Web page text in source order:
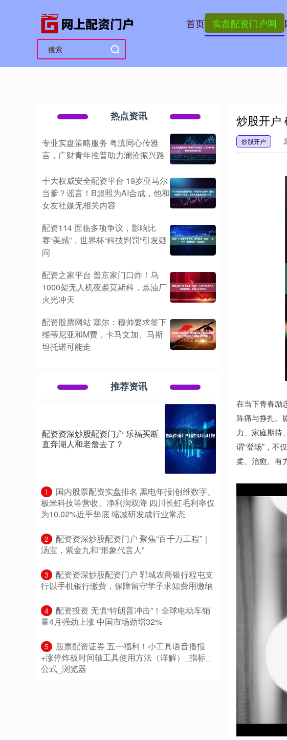
首页 实盘配资门户网
炒股开户
炒股开户
在当下青春励
阵痛与挣扎。
力、家庭期待
谓“登场”，不
柔、治愈、有
热点资讯
专业实盘策略服务 粤滇同心传雅
言，广财青年推普助力澜沧振兴路
十大权威安全配资平台 19岁亚马尔
当爹？谣言！B超照为AI合成，他和
女友社媒无相关内容
配资114 面临多项争议，影响比
赛“美感”，世界杯“科技判罚”引发疑
问
配资之家平台 普京家门口炸！乌
1000架无人机夜袭莫斯科，炼油厂
火光冲天
配资股票网站 塞尔：穆帅要求签下
维蒂尼亚和M费，卡马文加、马斯
坦托诺可能走
推荐资讯
配资资深炒股配资门户 乐福买断
直奔湖人和老詹去了？
1
​国内股票配资实盘排名 黑电年报|创维数字、
极米科技等营收、净利润双降 四川长虹毛利率仅
为10.02%近乎垫底 缩减研发成行业常态
2
​配资资深炒股配资门户 聚焦“百千万工程”｜
汤宝，紫金九和“形象代言人”
3
​配资资深炒股配资门户 郓城农商银行程屯支
行以手机银行缴费，保障留守学子求知费用缴纳
4
​配资投资 无惧“特朗普冲击”！全球电动车销
量4月强劲上涨 中国市场劲增32%
5
​股票配资证券 五一福利！小工具语音播报
+涨停炸板时间轴工具使用方法（详解）_指标_
公式_浏览器